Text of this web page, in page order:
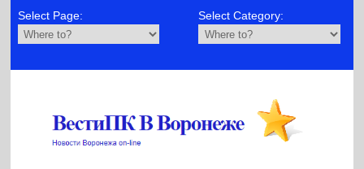
Select Page: Select Category: